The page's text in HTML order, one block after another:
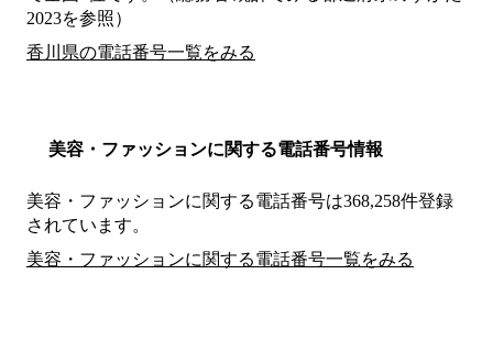
2023を参照）
香川県の電話番号一覧をみる
美容・ファッションに関する電話番号情報
美容・ファッションに関する電話番号は368,258件登録
されています。
美容・ファッションに関する電話番号一覧をみる